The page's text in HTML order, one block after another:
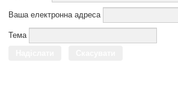
Ваша електронна адреса
Тема